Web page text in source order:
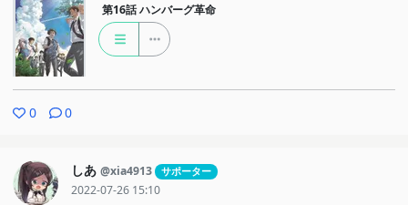
第16話 ハンバーグ革命
0 0
しあ @xia4913 サポーター
2022-07-26 15:10